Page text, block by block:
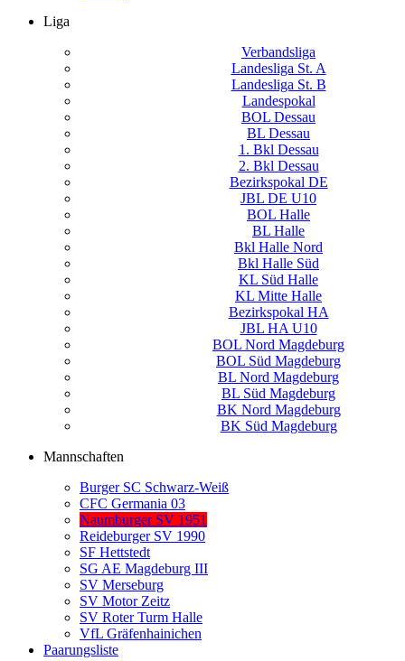
Liga
Verbandsliga
Landesliga St. A
Landesliga St. B
Landespokal
BOL Dessau
BL Dessau
1. Bkl Dessau
2. Bkl Dessau
Bezirkspokal DE
JBL DE U10
BOL Halle
BL Halle
Bkl Halle Nord
Bkl Halle Süd
KL Süd Halle
KL Mitte Halle
Bezirkspokal HA
JBL HA U10
BOL Nord Magdeburg
BOL Süd Magdeburg
BL Nord Magdeburg
BL Süd Magdeburg
BK Nord Magdeburg
BK Süd Magdeburg
Mannschaften
Burger SC Schwarz-Weiß
CFC Germania 03
Naumburger SV 1951
Reideburger SV 1990
SF Hettstedt
SG AE Magdeburg III
SV Merseburg
SV Motor Zeitz
SV Roter Turm Halle
VfL Gräfenhainichen
Paarungsliste